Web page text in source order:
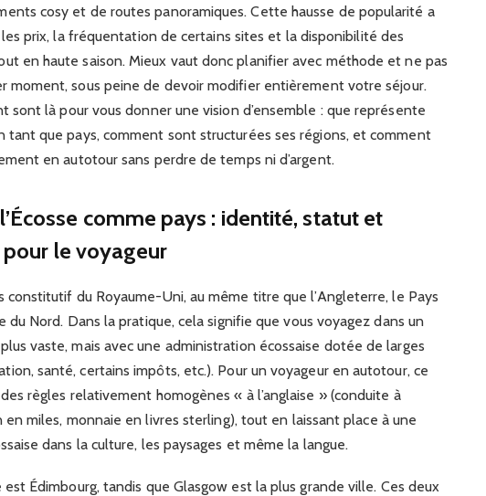
cosy et de routes panoramiques. Cette hausse de popularité a
prix, la fréquentation de certains sites et la disponibilité des
en haute saison. Mieux vaut donc planifier avec méthode et ne pas
moment, sous peine de devoir modifier entièrement votre séjour.
sont là pour vous donner une vision d’ensemble : que représente
tant que pays, comment sont structurées ses régions, et comment
en autotour sans perdre de temps ni d’argent.
comme pays : identité, statut et
le voyageur
constitutif du Royaume-Uni, au même titre que l’Angleterre, le Pays
du Nord. Dans la pratique, cela signifie que vous voyagez dans un
vaste, mais avec une administration écossaise dotée de larges
santé, certains impôts, etc.). Pour un voyageur en autotour, ce
règles relativement homogènes « à l’anglaise » (conduite à
en miles, monnaie en livres sterling), tout en laissant place à une
dans la culture, les paysages et même la langue.
Édimbourg, tandis que Glasgow est la plus grande ville. Ces deux